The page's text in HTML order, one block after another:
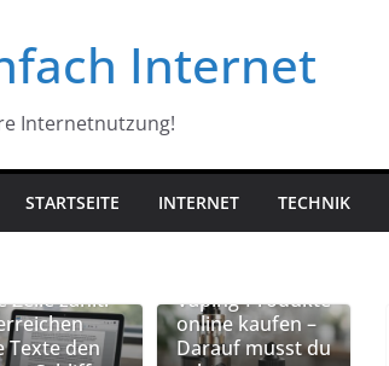
Internet
Internetnutzung!
STARTSEITE INTERNET TECHNIK
Zeile zählt:
Texte den
Vaping-Produkte
online kaufen –
Darauf musst du